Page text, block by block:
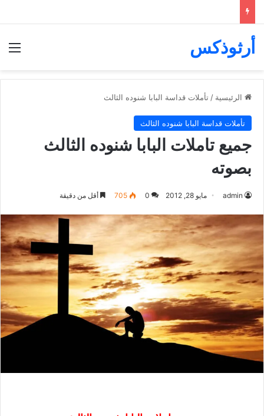
أرثوذكس
الرئيسية / تأملات قداسة البابا شنوده الثالث
تأملات قداسة البابا شنوده الثالث
جميع تاملات البابا شنوده الثالث
بصوته
admin مايو 28, 2012 0
705 أقل من دقيقة